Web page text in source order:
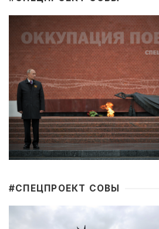
#CПЕЦПРОЕКТ СОВЫ